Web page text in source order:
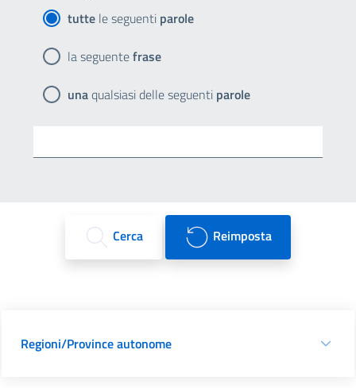
tutte le seguenti parole
la seguentefrase
unaqualsiasi delle seguenti parole
Cerca Reimposta
Regioni/Province autonome